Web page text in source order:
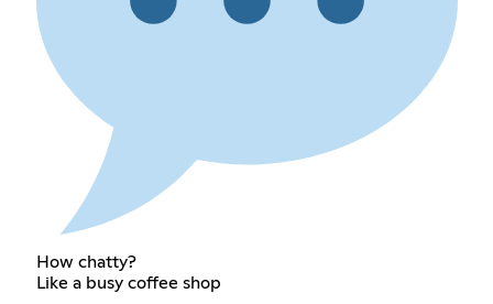
How chatty?
Like a busy coffee shop